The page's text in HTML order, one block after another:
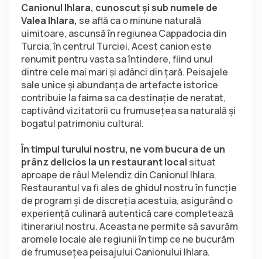
Canionul Ihlara, cunoscut și sub numele de
Valea Ihlara, se află ca o minune naturală
uimitoare, ascunsă în regiunea Cappadocia din
Turcia, în centrul Turciei. Acest canion este
renumit pentru vasta sa întindere, fiind unul
dintre cele mai mari și adânci din țară. Peisajele
sale unice și abundanța de artefacte istorice
contribuie la faima sa ca destinație de neratat,
captivând vizitatorii cu frumusețea sa naturală și
bogatul patrimoniu cultural.
În timpul turului nostru, ne vom bucura de un
prânz delicios la un restaurant local situat
aproape de râul Melendiz din Canionul Ihlara.
Restaurantul va fi ales de ghidul nostru în funcție
de program și de discreția acestuia, asigurând o
experiență culinară autentică care completează
itinerariul nostru. Aceasta ne permite să savurăm
aromele locale ale regiunii în timp ce ne bucurăm
de frumusețea peisajului Canionului Ihlara.